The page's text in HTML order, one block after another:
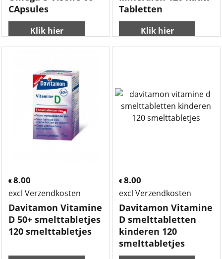
CApsules
Klik hier
Tabletten
Klik hier
€ 8.00
excl Verzendkosten
Davitamon Vitamine
D 50+ smelttabletjes
120 smelttabletjes
€8.00
excl Verzendkosten
Davitamon Vitamine
D smelttabletten
kinderen 120
smelttabletjes